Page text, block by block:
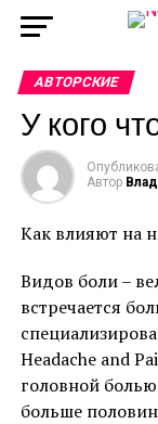
АВТОРСКИЕ
У кого
Автор Влад
Как влияют на
Видов боли –
встречается
Headache and
головной
больше